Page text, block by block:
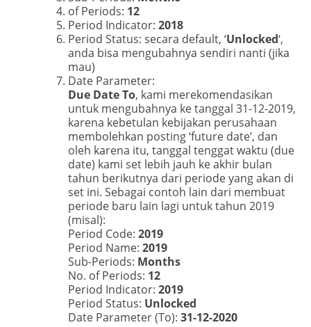
of Periods: 12
Period Indicator: 2018
Period Status: secara default, ‘Unlocked‘,
anda bisa mengubahnya sendiri nanti (jika
mau)
Date Parameter:
Due Date To, kami merekomendasikan
untuk mengubahnya ke tanggal 31-12-2019,
karena kebetulan kebijakan perusahaan
membolehkan posting ‘future date’, dan
oleh karena itu, tanggal tenggat waktu (due
date) kami set lebih jauh ke akhir bulan
tahun berikutnya dari periode yang akan di
set ini. Sebagai contoh lain dari membuat
periode baru lain lagi untuk tahun 2019
(misal):
Period Code: 2019
Period Name: 2019
Sub-Periods: Months
No. of Periods: 12
Period Indicator: 2019
Period Status: Unlocked
Date Parameter (To): 31-12-2020